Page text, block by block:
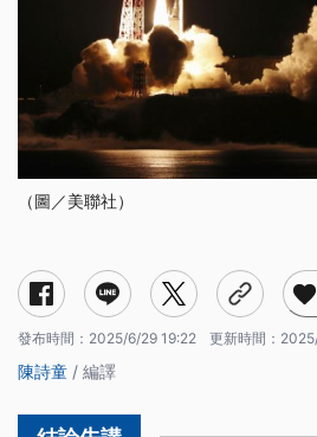
（圖／美聯社）
發布時間： 2025/6/29 19:22 更新時間：
陳詩童 / 編譯